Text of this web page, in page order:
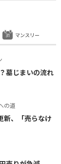
墓じまいの流れ
の道
新、「売らなけ
マンスリー